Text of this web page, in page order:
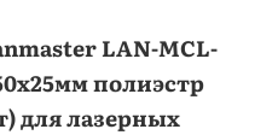
LAN-MCL-
полиэстр
для лазерных